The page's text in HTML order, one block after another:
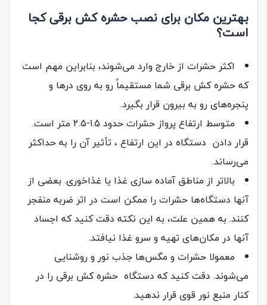
بهترین مکان برای نصب حشره کش‌ برقی کجا
است؟
اکثر حشرات از خارج وارد می‌شوند، بنابراین مهم است
که حشره‌ کش برقی شما مستقیماً رو به روی درها و
پنجره‌های رو به بیرون قرار بگیرد.
متوسط ارتفاع پرواز حشرات حدود 1.5-2.5 متر است.
قرار دادن دستگاه در این ارتفاع ، تأثیر آن را به حداکثر
می‌رساند.
بالاتر از مناطق آماده سازی غذا یا غذاخوری. بعضی از
آنها دستگاه‌ها حشرات را ممکن است در اثر ضربه منفجر
کنند. به همین علت، به این نکته دقت کنید که اجساد
آنها در مکان‌های تهیه و سرو غذا نیافتد.
معمولا حشرات و مگس‌ها جذب نور و روشنایی
می‌شوند. دقت کنید که دستگاه حشره کش برقی را در
کنار منبع نور قوی قرار ندهید.